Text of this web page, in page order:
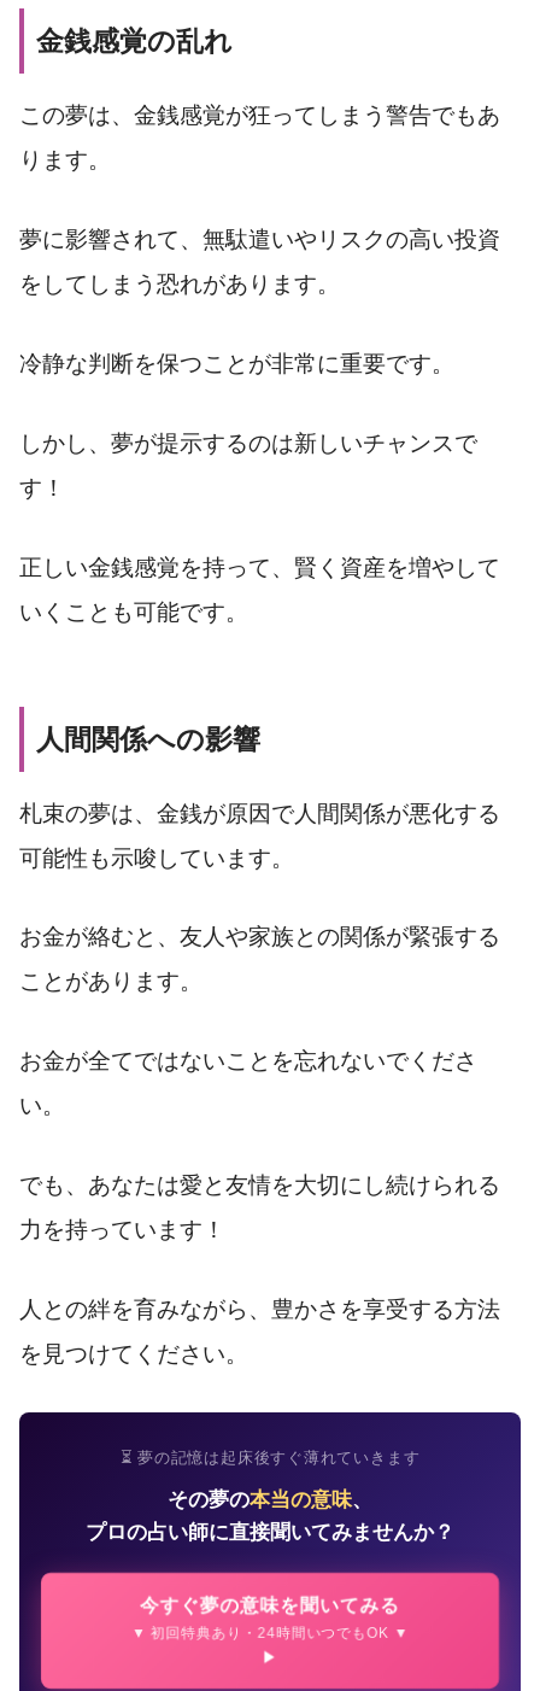
金銭感覚の乱れ
この夢は、金銭感覚が狂ってしまう警告でもあ
ります。
夢に影響されて、無駄遣いやリスクの高い投資
をしてしまう恐れがあります。
冷静な判断を保つことが非常に重要です。
しかし、夢が提示するのは新しいチャンスで
す！
正しい金銭感覚を持って、賢く資産を増やして
いくことも可能です。
人間関係への影響
札束の夢は、金銭が原因で人間関係が悪化する
可能性も示唆しています。
お金が絡むと、友人や家族との関係が緊張する
ことがあります。
お金が全てではないことを忘れないでくださ
い。
でも、あなたは愛と友情を大切にし続けられる
力を持っています！
人との絆を育みながら、豊かさを享受する方法
を見つけてください。
⏳ 夢の記憶は起床後すぐ薄れていきます
その夢の本当の意味、
プロの占い師に直接聞いてみませんか？
今すぐ夢の意味を聞いてみる
▼ 初回特典あり・24時間いつでもOK ▼